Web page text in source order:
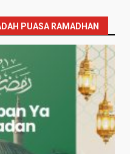
PUASA RAMADHAN